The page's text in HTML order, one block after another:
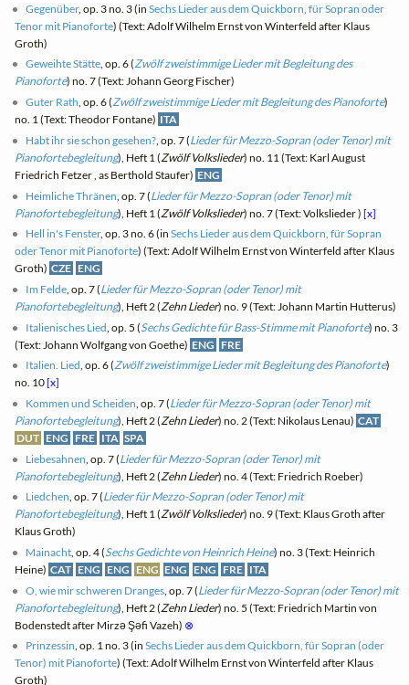
Gegenüber, op. 3 no. 3 (inSechs Lieder aus dem Quickborn, für Sopran oder
Tenor mit Pianoforte) (Text: Adolf Wilhelm Ernst von Winterfeld after Klaus
Groth)
Geweihte Stätte, op. 6 (Zwölf zweistimmige Lieder mit Begleitung des
Pianoforte) no. 7 (Text: Johann Georg Fischer)
Guter Rath, op. 6 (Zwölf zweistimmige Lieder mit Begleitung des Pianoforte)
no. 1 (Text: Theodor Fontane) ITA
Habt ihr sie schon gesehen? , op. 7 (Lieder für Mezzo-Sopran (oder Tenor) mit
Pianofortebegleitung), Heft 1 (Zwölf Volkslieder) no. 11 (Text: Karl August
Friedrich Fetzer , as Berthold Staufer) ENG
Heimliche Thränen , op. 7 (Lieder für Mezzo-Sopran (oder Tenor) mit
Pianofortebegleitung), Heft 1 (Zwölf Volkslieder) no. 7 (Text: Volkslieder )[x]
Hell in's Fenster, op. 3 no. 6 (inSechs Lieder aus dem Quickborn, für Sopran
oder Tenor mit Pianoforte) (Text: Adolf Wilhelm Ernst von Winterfeld after Klaus
Groth) CZE ENG
Im Felde , op. 7 (Lieder für Mezzo-Sopran (oder Tenor) mit
Pianofortebegleitung), Heft 2 (Zehn Lieder) no. 9 (Text: Johann Martin Hutterus)
Italienisches Lied , op. 5 (Sechs Gedichte für Bass-Stimme mit Pianoforte) no. 3
(Text: Johann Wolfgang von Goethe) ENG FRE
Italien. Lied, op. 6 (Zwölf zweistimmige Lieder mit Begleitung des Pianoforte)
no. 10[x]
Kommen und Scheiden , op. 7 (Lieder für Mezzo-Sopran (oder Tenor) mit
Pianofortebegleitung), Heft 2 (Zehn Lieder) no. 2 (Text: Nikolaus Lenau) CAT
DUT ENG FRE ITA SPA
Liebesahnen , op. 7 (Lieder für Mezzo-Sopran (oder Tenor) mit
Pianofortebegleitung), Heft 2 (Zehn Lieder) no. 4 (Text: Friedrich Roeber)
Liedchen, op. 7 (Lieder für Mezzo-Sopran (oder Tenor) mit
Pianofortebegleitung), Heft 1 (Zwölf Volkslieder) no. 9 (Text: Klaus Groth after
Klaus Groth)
Mainacht , op. 4 (Sechs Gedichte von Heinrich Heine) no. 3 (Text: Heinrich
Heine) CAT ENG ENG ENG ENG ENG FRE ITA
O, wie mir schweren Dranges , op. 7 (Lieder für Mezzo-Sopran (oder Tenor) mit
Pianofortebegleitung), Heft 2 (Zehn Lieder) no. 5 (Text: Friedrich Martin von
Bodenstedt after Mirzə Şəfi Vazeh) ⊗
Prinzessin, op. 1 no. 3 (inSechs Lieder aus dem Quickborn, für Sopran (oder
Tenor) mit Pianoforte) (Text: Adolf Wilhelm Ernst von Winterfeld after Klaus
Groth)